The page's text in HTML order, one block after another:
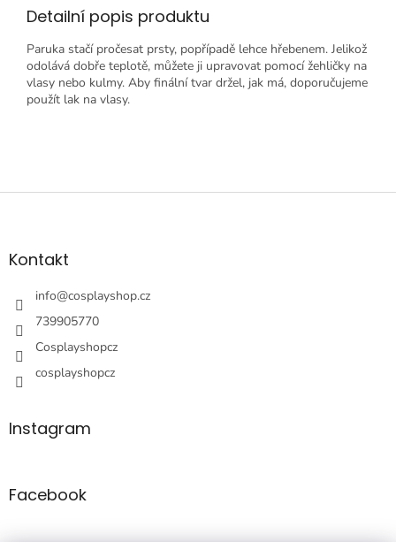
Detailní popis produktu
Paruka stačí pročesat prsty, popřípadě lehce hřebenem. Jelikož
odolává dobře teplotě, můžete ji upravovat pomocí žehličky na
vlasy nebo kulmy. Aby finální tvar držel, jak má, doporučujeme
použít lak na vlasy.
Z
aKontakt
info@cosplayshop.cz
739905770
Cosplayshopcz
cosplayshopcz
Instagram
Facebook